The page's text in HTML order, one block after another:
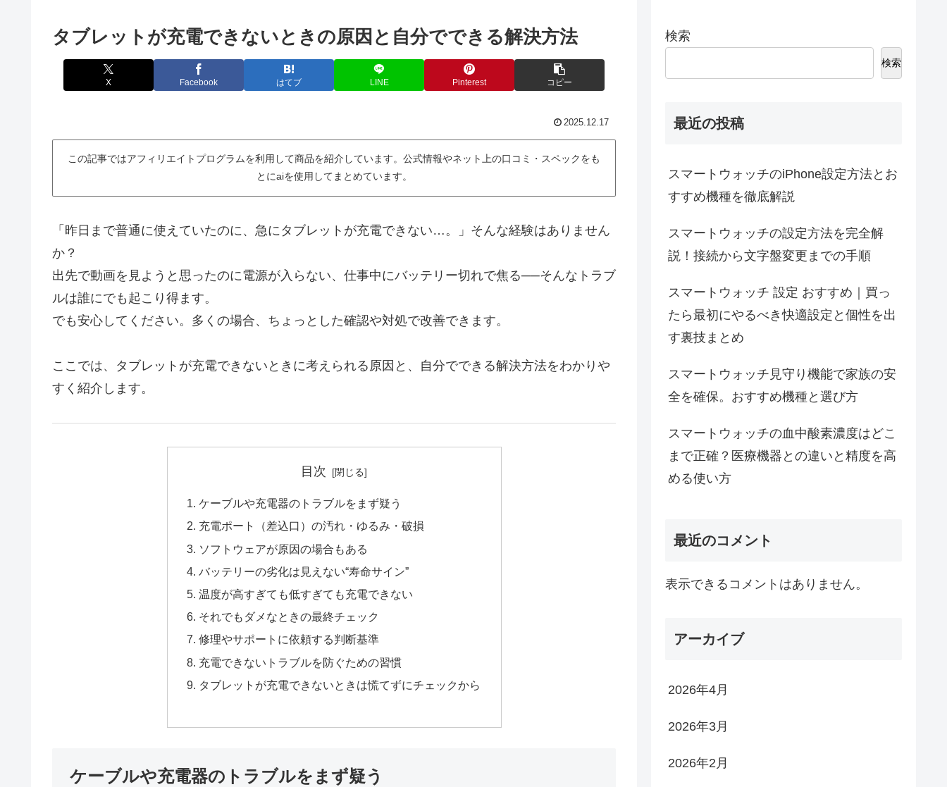
タブレットが充電できないときの原因と自分でできる解決方法
X Facebook はてブ LINE Pinterest コピー
2025.12.17
この記事ではアフィリエイトプログラムを利用して商品を紹介しています。公式情報やネット上の口コミ・スペックをも
とにaiを使用してまとめています。
「昨日まで普通に使えていたのに、急にタブレットが充電できない…。」そんな経験はありません
か？
出先で動画を見ようと思ったのに電源が入らない、仕事中にバッテリー切れで焦る──そんなトラブ
ルは誰にでも起こり得ます。
でも安心してください。多くの場合、ちょっとした確認や対処で改善できます。
ここでは、タブレットが充電できないときに考えられる原因と、自分でできる解決方法をわかりや
すく紹介します。
目次
ケーブルや充電器のトラブルをまず疑う
充電ポート（差込口）の汚れ・ゆるみ・破損
ソフトウェアが原因の場合もある
バッテリーの劣化は見えない“寿命サイン”
温度が高すぎても低すぎても充電できない
それでもダメなときの最終チェック
修理やサポートに依頼する判断基準
充電できないトラブルを防ぐための習慣
タブレットが充電できないときは慌てずにチェックから
ケーブルや充電器のトラブルをまず疑う
検索
検索
最近の投稿
スマートウォッチのiPhone設定方法とお
すすめ機種を徹底解説
スマートウォッチの設定方法を完全解
説！接続から文字盤変更までの手順
スマートウォッチ 設定 おすすめ｜買っ
たら最初にやるべき快適設定と個性を出
す裏技まとめ
スマートウォッチ見守り機能で家族の安
全を確保。おすすめ機種と選び方
スマートウォッチの血中酸素濃度はどこ
まで正確？医療機器との違いと精度を高
める使い方
最近のコメント
表示できるコメントはありません。
アーカイブ
2026年4月
2026年3月
2026年2月